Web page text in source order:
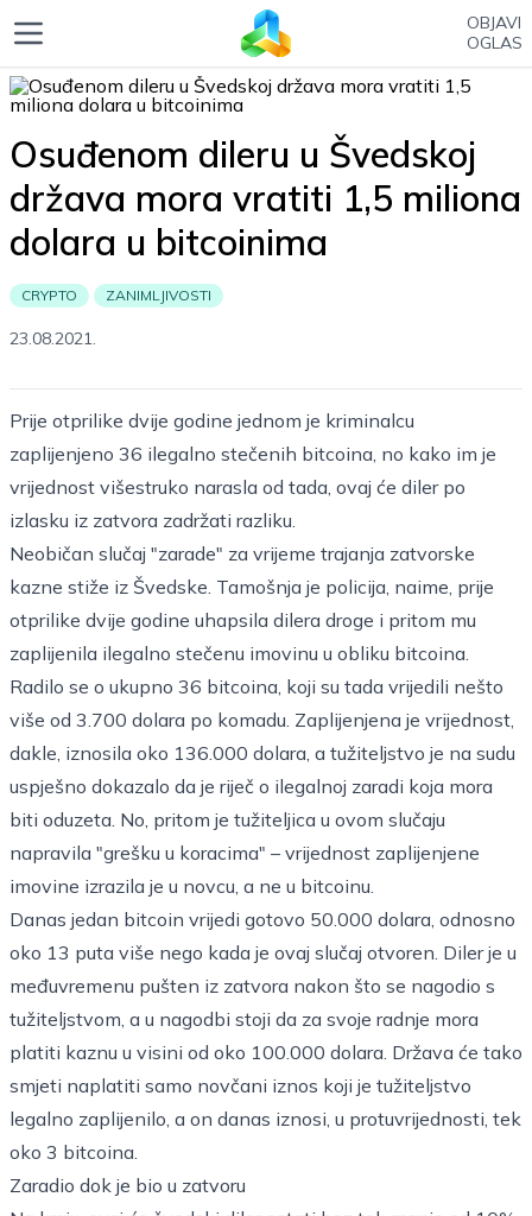
OBJAVI
OGLAS
Osuđenom dileru u Švedskoj
država mora vratiti 1,5 miliona
dolara u bitcoinima
CRYPTO ZANIMLJIVOSTI
23.08.2021.
Prije otprilike dvije godine jednom je kriminalcu
zaplijenjeno 36 ilegalno stečenih bitcoina, no kako im je
vrijednost višestruko narasla od tada, ovaj će diler po
izlasku iz zatvora zadržati razliku.
Neobičan slučaj "zarade" za vrijeme trajanja zatvorske
kazne stiže iz Švedske. Tamošnja je policija, naime, prije
otprilike dvije godine uhapsila dilera droge i pritom mu
zaplijenila ilegalno stečenu imovinu u obliku bitcoina.
Radilo se o ukupno 36 bitcoina, koji su tada vrijedili nešto
više od 3.700 dolara po komadu. Zaplijenjena je vrijednost,
dakle, iznosila oko 136.000 dolara, a tužiteljstvo je na sudu
uspješno dokazalo da je riječ o ilegalnoj zaradi koja mora
biti oduzeta. No, pritom je tužiteljica u ovom slučaju
napravila "grešku u koracima" – vrijednost zaplijenjene
imovine izrazila je u novcu, a ne u bitcoinu.
Danas jedan bitcoin vrijedi gotovo 50.000 dolara, odnosno
oko 13 puta više nego kada je ovaj slučaj otvoren. Diler je u
međuvremenu pušten iz zatvora nakon što se nagodio s
tužiteljstvom, a u nagodbi stoji da za svoje radnje mora
platiti kaznu u visini od oko 100.000 dolara. Država će tako
smjeti naplatiti samo novčani iznos koji je tužiteljstvo
legalno zaplijenilo, a on danas iznosi, u protuvrijednosti, tek
oko 3 bitcoina.
Zaradio dok je bio u zatvoru